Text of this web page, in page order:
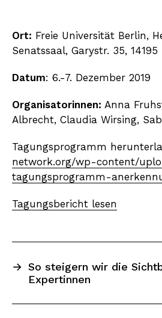
Ort: Freie Universität Berlin,
Senatssaal, Garystr. 35,
Datum: 6.-7. Dezember 2019
Organisatorinnen: Anna
Albrecht, Claudia Wirsing,
Tagungsprogramm
network.org/wp-content/
tagungsprogramm-
Tagungsbericht lesen
→ So steigern wir die
Expertinnen